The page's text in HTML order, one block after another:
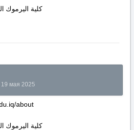
كلية اليرموك
19 мая 2025
about
كلية اليرموك